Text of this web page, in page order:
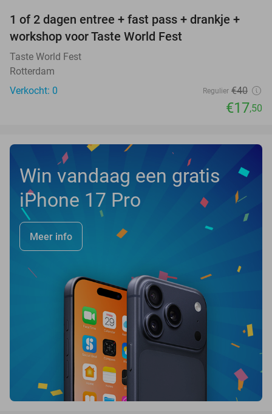
56%
TODAY
1 of 2 dagen entree + fast pass + drankje +
workshop voor Taste World Fest
Taste World Fest
Rotterdam
Verkocht: 0
Regulier €40
€17,50
Win vandaag een gratis
iPhone 17 Pro
Meer info